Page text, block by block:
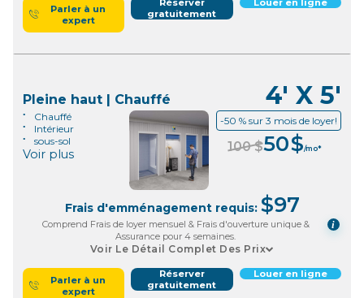
Parler à un
expert
Réserver
gratuitement
Louer en ligne
Pleine haut | Chauffé 4' X 5'
Chauffé
Intérieur
sous-sol
Voir plus
-50 % sur 3 mois de loyer!
100$50$/mo*
Frais d'emménagement requis: $97
Comprend Frais de loyer mensuel & Frais d'ouverture unique &
Assurance pour 4 semaines.
i
Voir Le Détail Complet Des Prix
Parler à un
expert
Réserver
gratuitement
Louer en ligne